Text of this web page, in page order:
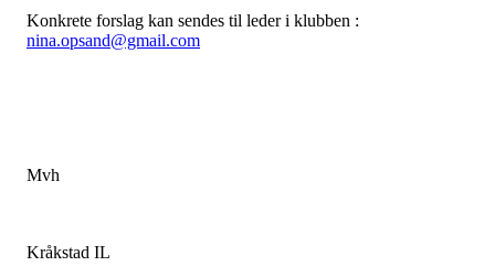
Konkrete forslag kan sendes til leder i klubben :
nina.opsand@gmail.com
Mvh
Kråkstad IL